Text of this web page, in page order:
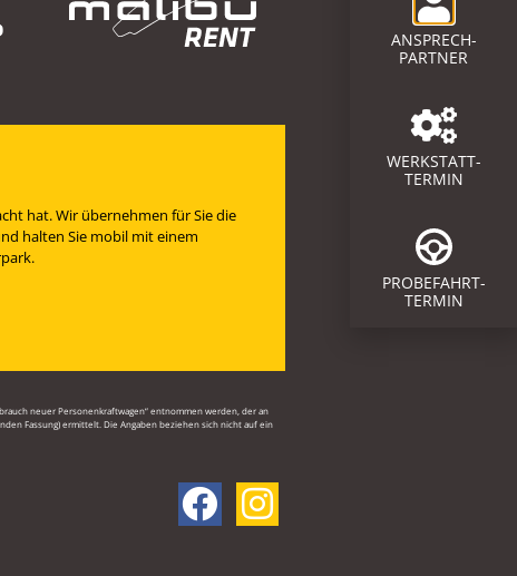
hat. Wir übernehmen für Sie die
halten Sie mobil mit einem
neuer Personenkraftwagen“ entnommen werden, der an
Fassung) ermittelt. Die Angaben beziehen sich nicht auf ein
ANSPRECH-
PARTNER
WERKSTATT-
TERMIN
PROBEFAHRT-
TERMIN